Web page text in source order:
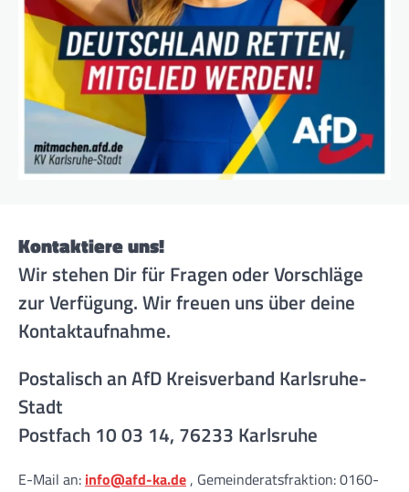
Kontaktiere uns!
Wir stehen Dir für Fragen oder Vorschläge
zur Verfügung. Wir freuen uns über deine
Kontaktaufnahme.
Postalisch an AfD Kreisverband Karlsruhe-
Stadt
Postfach 10 03 14, 76233 Karlsruhe
E-Mail an: info@afd-ka.de , Gemeinderatsfraktion: 0160-